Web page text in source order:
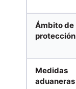
Ámbito de
protección
Medidas
aduaneras